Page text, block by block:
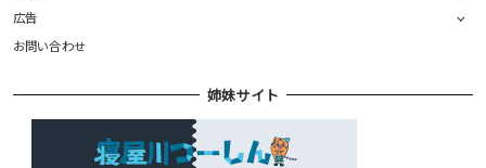
広告
お問い合わせ
姉妹サイト